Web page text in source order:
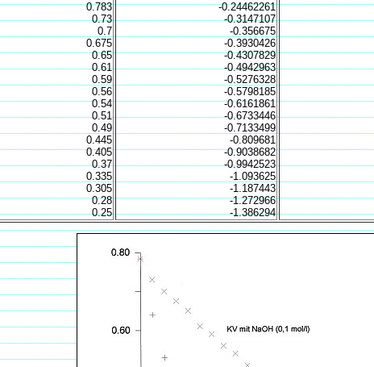
0.783
0.73
0.7
0.675
0.65
0.61
0.59
0.56
0.54
0.51
0.49
0.445
0.405
0.37
0.335
0.305
0.28
0.25
-0.24462261
-0.3147107
-0.356675
-0.3930426
-0.4307829
-0.4942963
-0.5276328
-0.5798185
-0.6161861
-0.6733446
-0.7133499
-0.809681
-0.9038682
-0.9942523
-1.093625
-1.187443
-1.272966
-1.386294